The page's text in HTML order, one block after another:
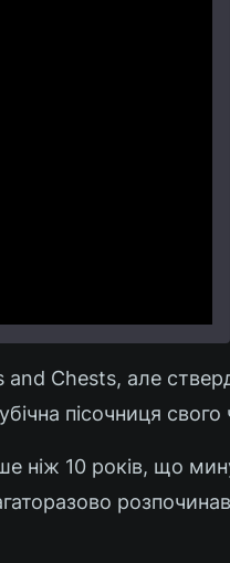
and Chests, але
пісочниця свого
ніж 10 років, що
розпочинав